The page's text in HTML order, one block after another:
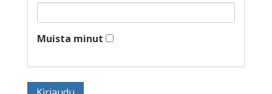
Muista minut